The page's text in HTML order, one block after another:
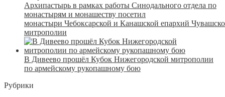
Архипастырь в рамках работы Синодального отдела по
монастырям и монашеству посетил
монастыри Чебоксарской и Канашской епархий
митрополии
В Дивеево прошёл Кубок Нижегородской митрополии
по армейскому рукопашному бою
Рубрики